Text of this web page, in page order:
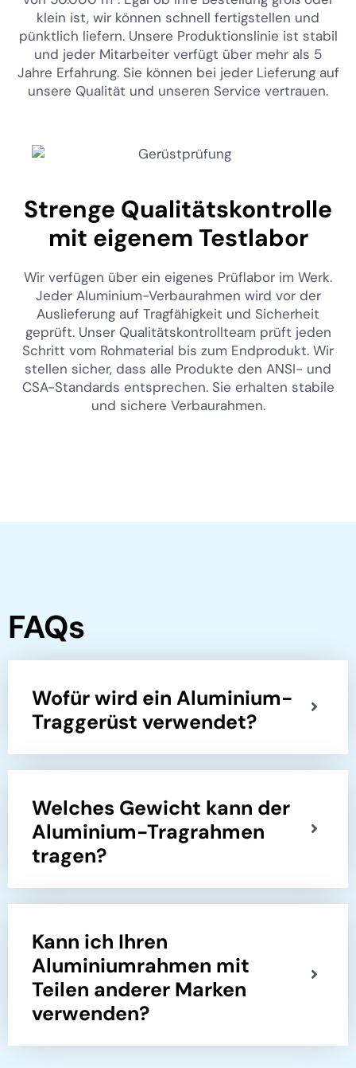
klein ist, wir können schnell fertigstellen und
pünktlich liefern. Unsere Produktionslinie ist stabil
und jeder Mitarbeiter verfügt über mehr als 5
Jahre Erfahrung. Sie können bei jeder Lieferung auf
unsere Qualität und unseren Service vertrauen.
Strenge Qualitätskontrolle
mit eigenem Testlabor
Wir verfügen über ein eigenes Prüflabor im Werk.
Jeder Aluminium-Verbaurahmen wird vor der
Auslieferung auf Tragfähigkeit und Sicherheit
geprüft. Unser Qualitätskontrollteam prüft jeden
Schritt vom Rohmaterial bis zum Endprodukt. Wir
stellen sicher, dass alle Produkte den ANSI- und
CSA-Standards entsprechen. Sie erhalten stabile
und sichere Verbaurahmen.
FAQs
Wofür wird ein Aluminium-
Traggerüst verwendet?
Welches Gewicht kann der
Aluminium-Tragrahmen
tragen?
Kann ich Ihren
Aluminiumrahmen mit
Teilen anderer Marken
verwenden?